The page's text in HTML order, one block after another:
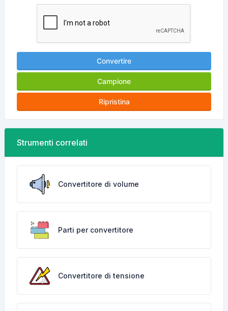
Convertire
Campione
Ripristina
Strumenti correlati
Convertitore di volume
Parti per convertitore
Convertitore di tensione